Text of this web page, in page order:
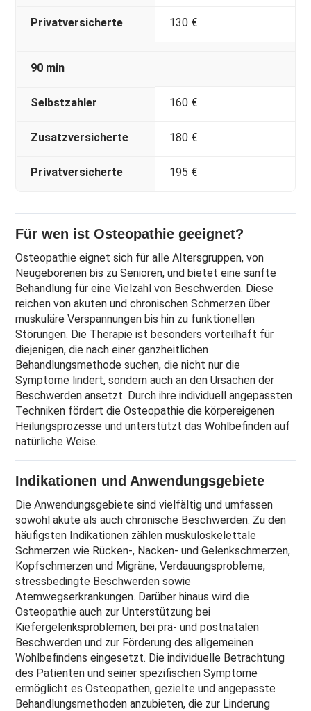
Privatversicherte 130 €
Selbstzahler
Zusatzversicherte
Privatversicherte
90 min
160 €
180 €
195 €
Für wen ist Osteopathie geeignet?
Osteopathie eignet sich für alle Altersgruppen, von
Neugeborenen bis zu Senioren, und bietet eine sanfte
Behandlung für eine Vielzahl von Beschwerden. Diese
reichen von akuten und chronischen Schmerzen über
muskuläre Verspannungen bis hin zu funktionellen
Störungen. Die Therapie ist besonders vorteilhaft für
diejenigen, die nach einer ganzheitlichen
Behandlungsmethode suchen, die nicht nur die
Symptome lindert, sondern auch an den Ursachen der
Beschwerden ansetzt. Durch ihre individuell angepassten
Techniken fördert die Osteopathie die körpereigenen
Heilungsprozesse und unterstützt das Wohlbefinden auf
natürliche Weise.
Indikationen und Anwendungsgebiete
Die Anwendungsgebiete sind vielfältig und umfassen
sowohl akute als auch chronische Beschwerden. Zu den
häufigsten Indikationen zählen muskuloskelettale
Schmerzen wie Rücken-, Nacken- und Gelenkschmerzen,
Kopfschmerzen und Migräne, Verdauungsprobleme,
stressbedingte Beschwerden sowie
Atemwegserkrankungen. Darüber hinaus wird die
Osteopathie auch zur Unterstützung bei
Kiefergelenksproblemen, bei prä- und postnatalen
Beschwerden und zur Förderung des allgemeinen
Wohlbefindens eingesetzt. Die individuelle Betrachtung
des Patienten und seiner spezifischen Symptome
ermöglicht es Osteopathen, gezielte und angepasste
Behandlungsmethoden anzubieten, die zur Linderung